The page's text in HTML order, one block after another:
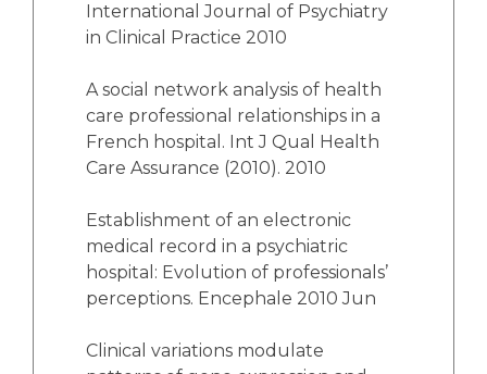
International Journal of Psychiatry
in Clinical Practice 2010
A social network analysis of health
care professional relationships in a
French hospital. Int J Qual Health
Care Assurance (2010). 2010
Establishment of an electronic
medical record in a psychiatric
hospital: Evolution of professionals’
perceptions. Encephale 2010 Jun
Clinical variations modulate